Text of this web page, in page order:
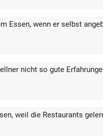
Essen, wenn er selbst
nicht so gute
weil die Restaurants